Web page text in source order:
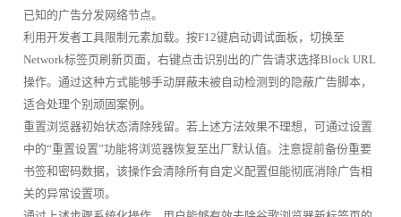
已知的广告分发网络节点。
利用开发者工具限制元素加载。按F12键启动调试面板，切换至
Network标签页刷新页面，右键点击识别出的广告请求选择Block URL
操作。通过这种方式能够手动屏蔽未被自动检测到的隐蔽广告脚本，
适合处理个别顽固案例。
重置浏览器初始状态清除残留。若上述方法效果不理想，可通过设置
中的“重置设置”功能将浏览器恢复至出厂默认值。注意提前备份重要
书签和密码数据，该操作会清除所有自定义配置但能彻底消除广告相
关的异常设置项。